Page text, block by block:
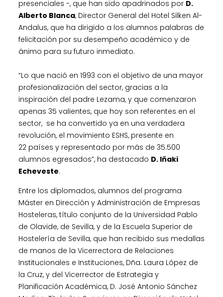
presenciales -, que han sido apadrinados por D.
Alberto Blanca, Director General del Hotel Silken Al-
Andalus, que ha dirigido a los alumnos palabras de
felicitación por su desempeño académico y de
ánimo para su futuro inmediato.
“Lo que nació en 1993 con el objetivo de una mayor
profesionalización del sector, gracias a la
inspiración del padre Lezama, y que comenzaron
apenas 35 valientes, que hoy son referentes en el
sector, se ha convertido ya en una verdadera
revolución, el movimiento ESHS, presente en
22 países y representado por más de 35.500
alumnos egresados”, ha destacado D. Iñaki
Echeveste.
Entre los diplomados, alumnos del programa
Máster en Dirección y Administración de Empresas
Hosteleras, título conjunto de la Universidad Pablo
de Olavide, de Sevilla, y de la Escuela Superior de
Hostelería de Sevilla, que han recibido sus medallas
de manos de la Vicerrectora de Relaciones
Institucionales e Instituciones, Dña. Laura López de
la Cruz, y del Vicerrector de Estrategia y
Planificación Académica, D. José Antonio Sánchez